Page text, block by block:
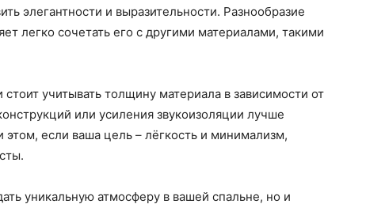
элегантности и выразительности. Разнообразие
легко сочетать его с другими материалами, такими
учитывать толщину материала в зависимости от
или усиления звукоизоляции лучше
если ваша цель – лёгкость и минимализм,
уникальную атмосферу в вашей спальне, но и